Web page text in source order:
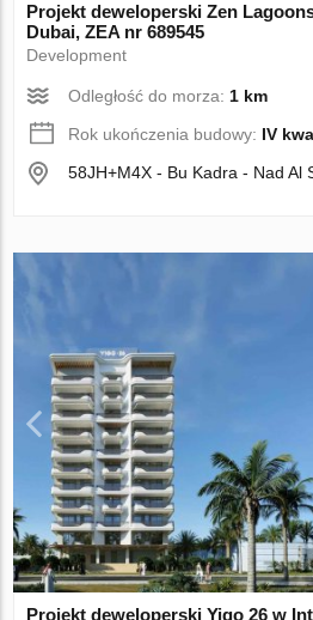
Projekt deweloperski Zen
Dubai, ZEA nr 689545
Development
Odległość do morza: 1 km
Rok ukończenia budowy: IV
58JH+M4X - Bu Kadra - Nad Al
Projekt deweloperski Yigo 26 w